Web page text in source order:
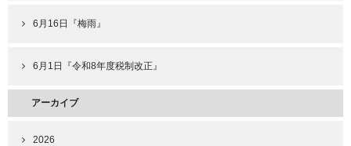
6月16日『梅雨』
6月1日『令和8年度税制改正』
アーカイブ
2026